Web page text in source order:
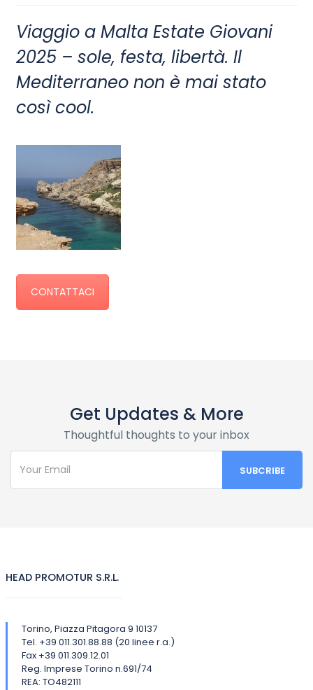
Viaggio a Malta Estate Giovani
2025 – sole, festa, libertà. Il
Mediterraneo non è mai stato
così cool.
CONTATTACI
Get Updates & More
Thoughtful thoughts to your inbox
HEAD PROMOTUR S.R.L.
Torino, Piazza Pitagora 9 10137
Tel. +39 011.301.88.88 (20 linee r.a.)
Fax +39 011.309.12.01
Reg. Imprese Torino n.691/74
REA: TO482111